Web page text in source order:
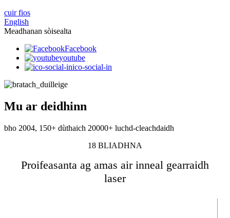
cuir fios
English
Meadhanan sòisealta
Facebook
youtube
ico-social-in
Mu ar deidhinn
bho 2004, 150+ dùthaich 20000+ luchd-cleachdaidh
18 BLIADHNA
Proifeasanta ag amas air inneal gearraidh
laser